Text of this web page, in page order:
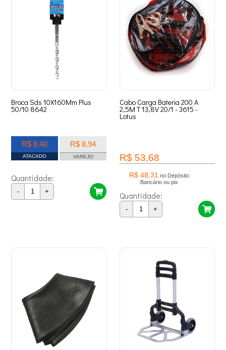
Broca Sds 10X160Mm Plus
50/10 8642
R$ 8,40
ATACADO
R$ 8,94
VAREJO
Quantidade:
- +
Cabo Carga Bateria 200 A
2,5M T 13,8V 20/1 - 3615 -
Lotus
R$ 53,68
R$ 48,31 no Depósito
Bancário ou pix
Quantidade:
- +